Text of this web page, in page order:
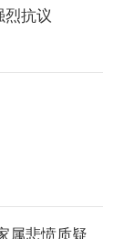
抗议
属悲愤质疑